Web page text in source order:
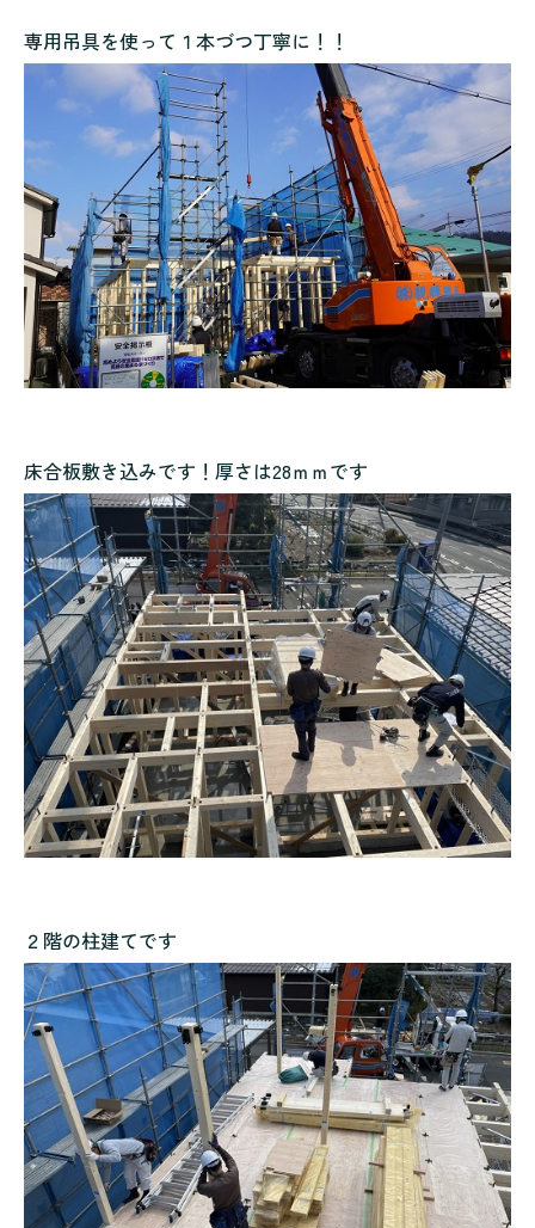
専用吊具を使って１本づつ丁寧に！！
床合板敷き込みです！厚さは28ｍｍです
２階の柱建てです